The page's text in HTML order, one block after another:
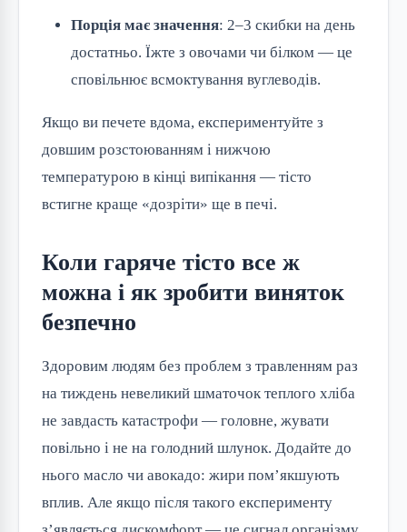
Порція має значення: 2–3 скибки на день
достатньо. Їжте з овочами чи білком — це
сповільнює всмоктування вуглеводів.
Якщо ви печете вдома, експериментуйте з
довшим розстоюванням і нижчою
температурою в кінці випікання — тісто
встигне краще «дозріти» ще в печі.
Коли гаряче тісто все ж
можна і як зробити виняток
безпечно
Здоровим людям без проблем з травленням раз
на тиждень невеликий шматочок теплого хліба
не завдасть катастрофи — головне, жувати
повільно і не на голодний шлунок. Додайте до
нього масло чи авокадо: жири пом’якшують
вплив. Але якщо після такого експерименту